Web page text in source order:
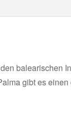
balearischen
gibt es